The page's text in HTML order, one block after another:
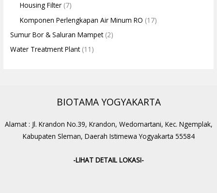
Housing Filter (7)
Komponen Perlengkapan Air Minum RO (17)
Sumur Bor & Saluran Mampet(2)
Water Treatment Plant(11)
BIOTAMA YOGYAKARTA
Alamat : Jl. Krandon No.39, Krandon, Wedomartani, Kec. Ngemplak,
Kabupaten Sleman, Daerah Istimewa Yogyakarta 55584
-LIHAT DETAIL LOKASI-